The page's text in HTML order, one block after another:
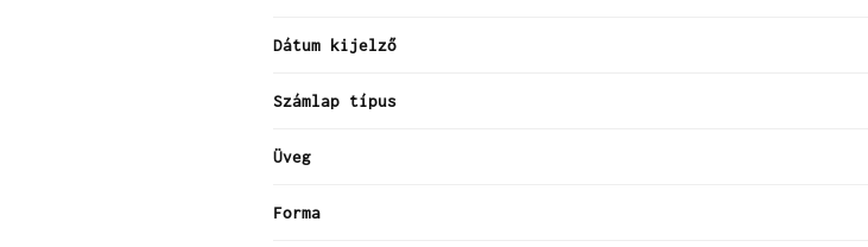
Dátum kijelző
Számlap típus
Üveg
Forma